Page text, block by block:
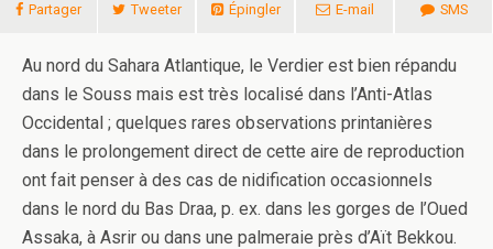
Partager Tweeter Épingler E-mail SMS
Au nord du Sahara Atlantique, le Verdier est bien répandu
dans le Souss mais est très localisé dans l’Anti-Atlas
Occidental ; quelques rares observations printanières
dans le prolongement direct de cette aire de reproduction
ont fait penser à des cas de nidification occasionnels
dans le nord du Bas Draa, p. ex. dans les gorges de l’Oued
Assaka, à Asrir ou dans une palmeraie près d’Aït Bekkou.